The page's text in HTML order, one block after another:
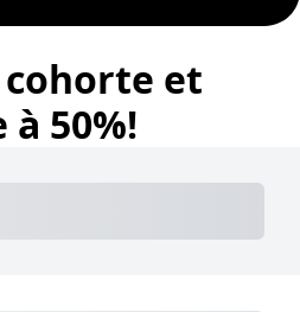
et
50%!